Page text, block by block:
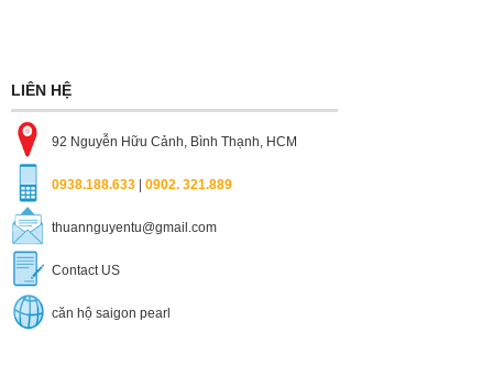
LIÊN HỆ
92 Nguyễn Hữu Cảnh, Bình Thạnh, HCM
0938.188.633 | 0902. 321.889
thuannguyentu@gmail.com
Contact US
căn hộ saigon pearl